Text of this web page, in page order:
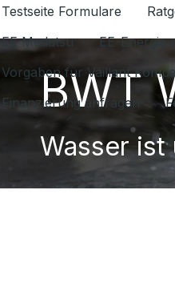
Testseite Formulare
EE Medatsu
EE-Energie
Vorgaben für Vaillant
Finanzierung anfragen
BWT
Wasser ist